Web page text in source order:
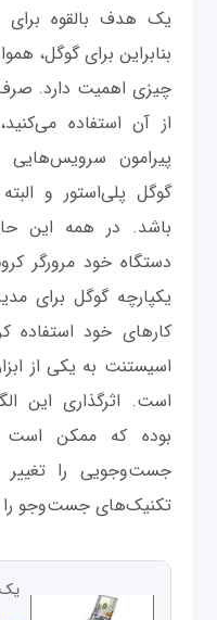
یک هدف بالقوه برای
بنابراین برای گوگل،
چیزی اهمیت دارد.
از آن استفاده
پیرامون
گوگل پلی‌استور و
باشد. در همه این
دستگاه خود مرورگر
یکپارچه‌ گوگل برای
کارهای خود استفاده
اسیستنت به یکی از
است. اثرگذاری این
بوده که ممکن است
جست‌وجویی را
تکنیک‌های جست‌وجو را
یک